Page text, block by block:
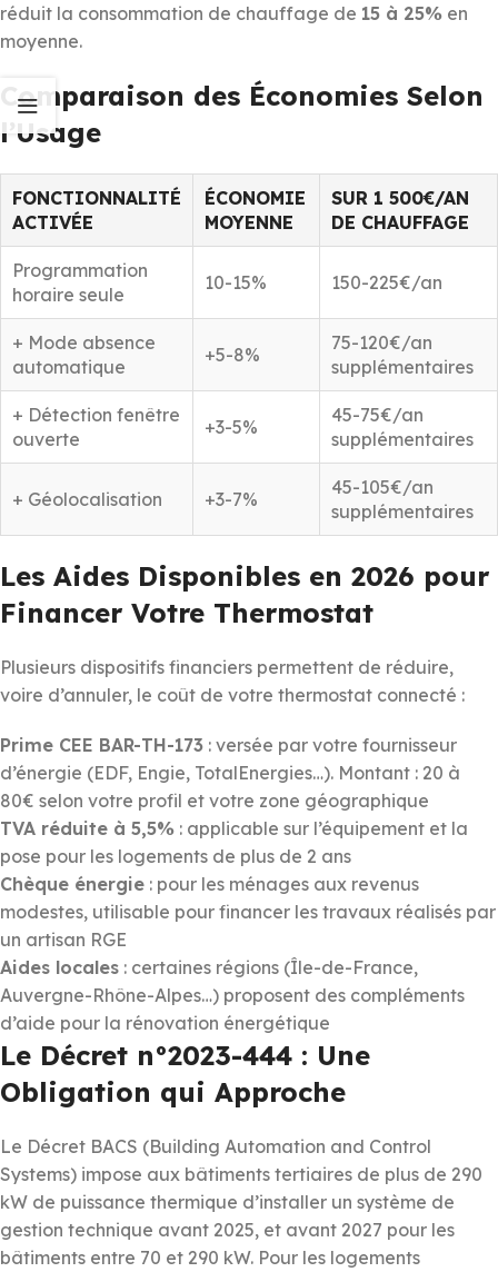
réduit la consommation de chauffage de 15 à 25% en
moyenne.
Comparaison des Économies Selon
l’Usage
FONCTIONNALITÉ
ACTIVÉE
ÉCONOMIE
MOYENNE
SUR 1 500€/AN
DE CHAUFFAGE
Programmation
horaire seule
10-15% 150-225€/an
+ Mode absence
automatique
+5-8%
75-120€/an
supplémentaires
+ Détection fenêtre
ouverte
+3-5%
45-75€/an
supplémentaires
+ Géolocalisation +3-7%
45-105€/an
supplémentaires
Les Aides Disponibles en 2026 pour
Financer Votre Thermostat
Plusieurs dispositifs financiers permettent de réduire,
voire d’annuler, le coût de votre thermostat connecté :
Prime CEE BAR-TH-173 : versée par votre fournisseur
d’énergie (EDF, Engie, TotalEnergies…). Montant : 20 à
80€ selon votre profil et votre zone géographique
TVA réduite à 5,5% : applicable sur l’équipement et la
pose pour les logements de plus de 2 ans
Chèque énergie : pour les ménages aux revenus
modestes, utilisable pour financer les travaux réalisés par
un artisan RGE
Aides locales : certaines régions (Île-de-France,
Auvergne-Rhône-Alpes…) proposent des compléments
d’aide pour la rénovation énergétique
Le Décret n°2023-444 : Une
Obligation qui Approche
Le Décret BACS (Building Automation and Control
Systems) impose aux bâtiments tertiaires de plus de 290
kW de puissance thermique d’installer un système de
gestion technique avant 2025, et avant 2027 pour les
bâtiments entre 70 et 290 kW. Pour les logements